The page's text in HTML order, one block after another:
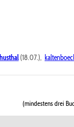
(18.07.),
(mindestens drei